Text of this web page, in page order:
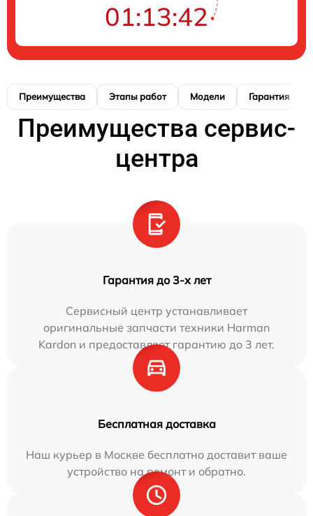
01:13:41
Преимущества Этапы работ Модели Гарантия
Преимущества сервис-
центра
Гарантия до 3-х лет
Сервисный центр устанавливает
оригинальные запчасти техники Harman
Kardon и предоставляет гарантию до 3 лет.
Бесплатная доставка
Наш курьер в Москве бесплатно доставит ваше
устройство на ремонт и обратно.